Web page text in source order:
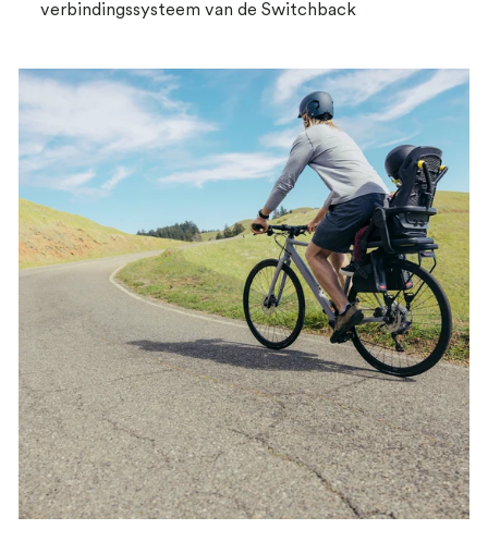
verbindingssysteem van de Switchback